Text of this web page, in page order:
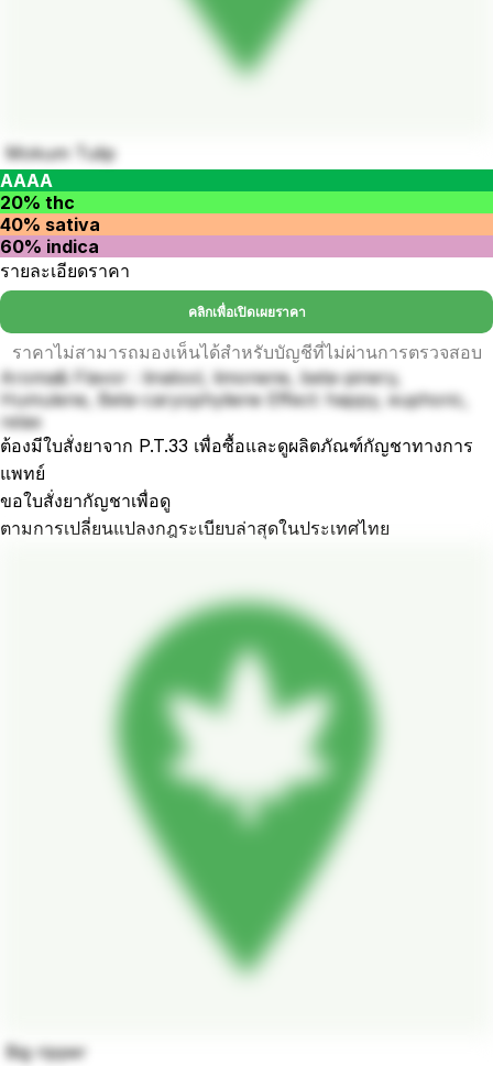
Mokum Tulip
AAAA
20% thc
40% sativa
60% indica
รายละเอียดราคา
คลิกเพื่อเปิดเผยราคา
ราคาไม่สามารถมองเห็นได้สำหรับบัญชีที่ไม่ผ่านการตรวจสอบ
Aroma& Flavor : linalool, limonene, beta-pinery,
Humulene, Beta-caryophyliene Effect: happy, euphoric,
relax
ต้องมีใบสั่งยาจาก P.T.33 เพื่อซื้อและดูผลิตภัณฑ์กัญชาทางการ
แพทย์
ขอใบสั่งยากัญชาเพื่อดู
ตามการเปลี่ยนแปลงกฎระเบียบล่าสุดในประเทศไทย
Big ripper